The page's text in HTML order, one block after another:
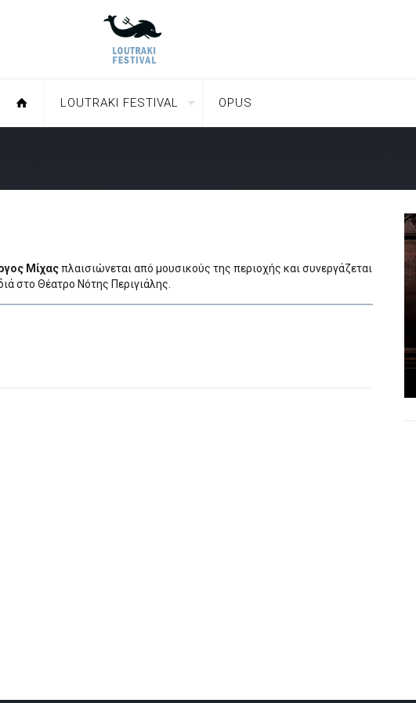
LOUTRAKI FESTIVAL OPUS
Μίχαςπλαισιώνεται από μουσικούς της περιοχής και συνεργάζεται
στο Θέατρο Νότης Περιγιάλης.